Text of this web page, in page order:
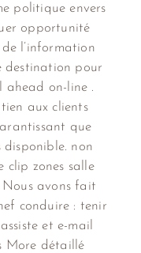
politique envers
opportunité
l’information
destination pour
on-line .
aux clients
que
disponible. non
clip zones salle
avons fait
conduire : tenir
et e-mail
More détaillé